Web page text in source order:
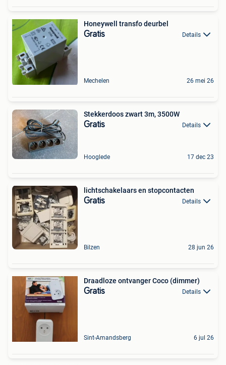
Honeywell transfo deurbel
Gratis Details
Mechelen 26 mei 26
Stekkerdoos zwart 3m, 3500W
Gratis Details
Hooglede 17 dec 23
lichtschakelaars en stopcontacten
Gratis Details
Bilzen 28 jun 26
Draadloze ontvanger Coco (dimmer)
Gratis Details
Sint-Amandsberg 6 jul 26